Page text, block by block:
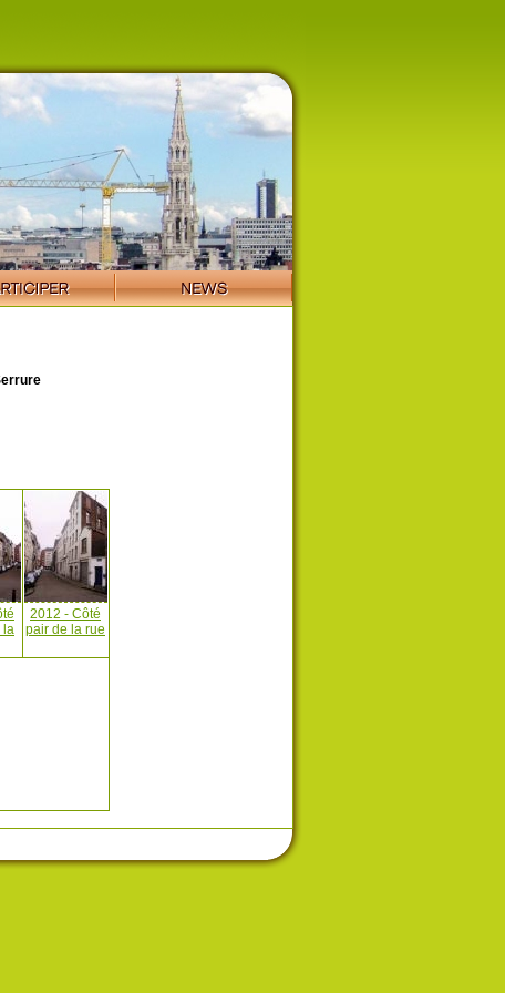
la
2012 - Côté
pair de la rue